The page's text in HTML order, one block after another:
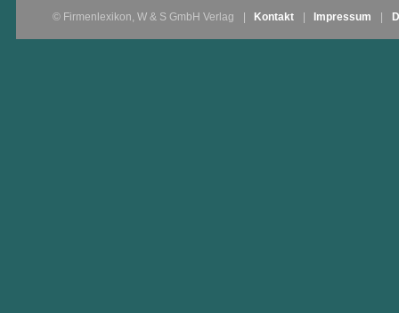
© Firmenlexikon, W & S GmbH Verlag Kontakt Impressum